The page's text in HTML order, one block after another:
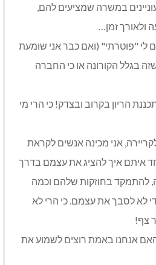
במשרה שמציעים להם,
זמן…
לי "פוטרתי" (ואם כבר אני שומעת
בגלל הקורונה או כי החברה
הריון בקרוב ובצדק! כי הרי מי
אני מכינה אנשים לקראת
איתם איך להציג את עצמם בדרך
להתמקד בחוזקות שלהם וכמה
לא לסבך את עצמם. כי הרי לא
צף!
אנחנו באמת רוצים לשמוע את